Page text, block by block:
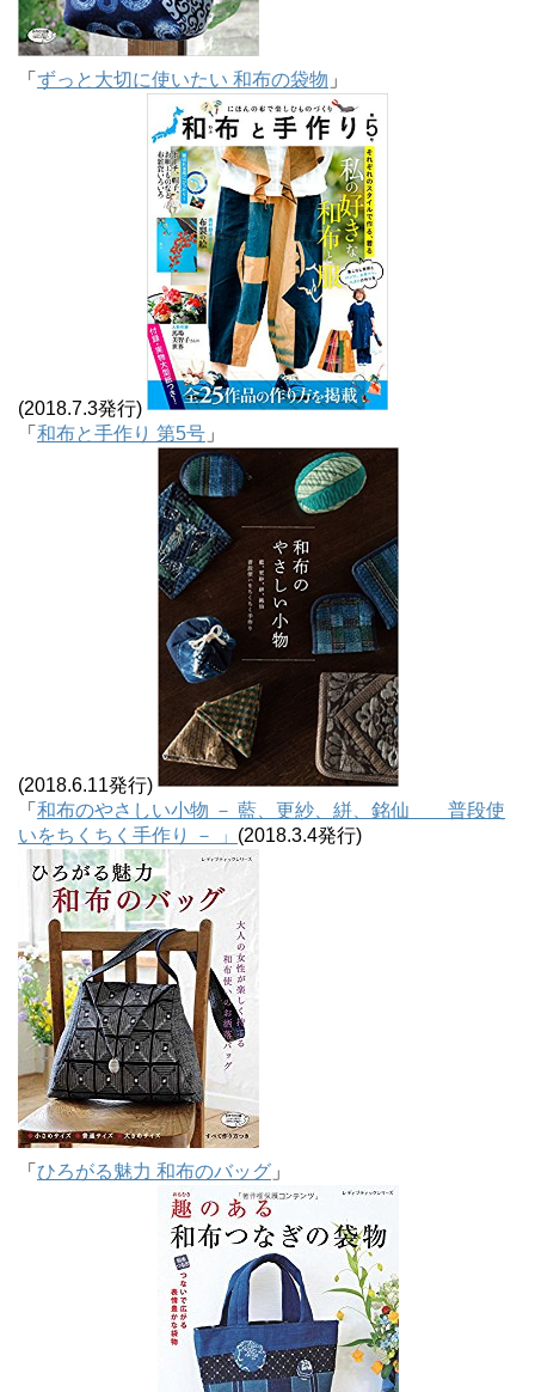
「 ずっと大切に使いたい 和布の袋物 」
(2018.7.3発行)
「 和布と手作り 第5号 」
(2018.6.11発行)
「 和布のやさしい小物 － 藍、更紗、絣、銘仙 普段使
いをちくちく手作り － 」 (2018.3.4発行)
「 ひろがる魅力 和布のバッグ 」